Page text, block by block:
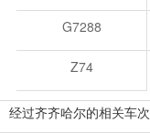
G7288
Z74
经过齐齐哈尔的相关车次